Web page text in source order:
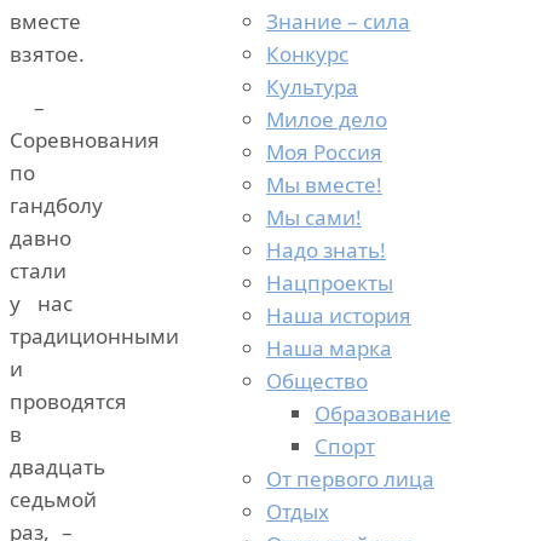
вместе
взятое.
–
Соревнования
по
гандболу
давно
стали
у нас
традиционными
и
проводятся
в
двадцать
седьмой
раз, –
Знание – сила
Конкурс
Культура
Милое дело
Моя Россия
Мы вместе!
Мы сами!
Надо знать!
Нацпроекты
Наша история
Наша марка
Общество
Образование
Спорт
От первого лица
Отдых